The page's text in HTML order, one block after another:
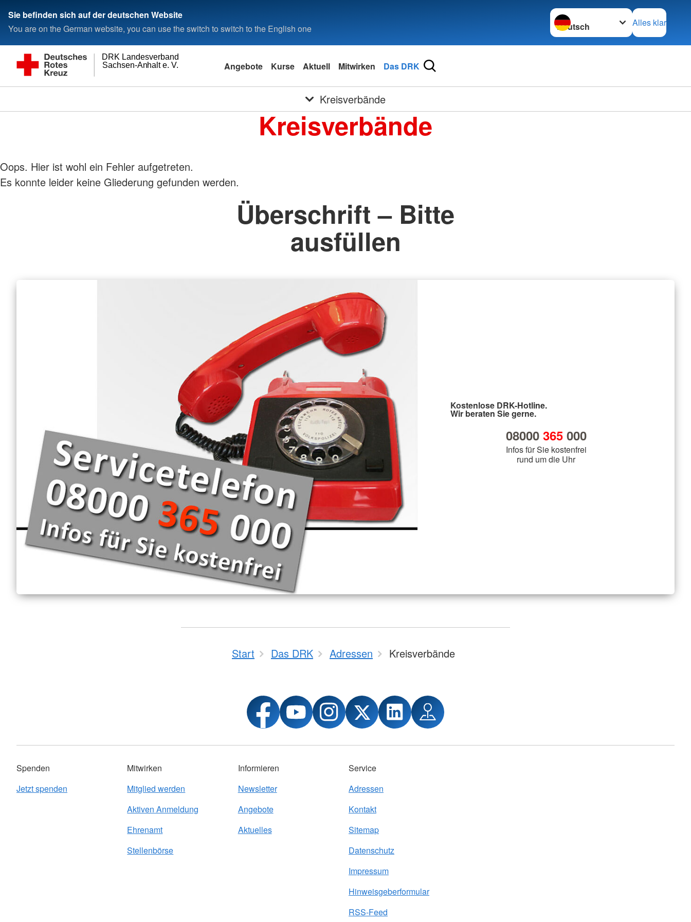
Sie befinden sich auf der deutschen Website
You are on the German website, you can use the switch to switch to the English one
Sprache wechseln zu
Alles klar
Sachsen-Anhalt e. V.
DRK Landesverband
Angebote Kurse Aktuell Mitwirken Das DRK
Kreisverbände
Kreisverbände
Oops. Hier ist wohl ein Fehler aufgetreten.
Es konnte leider keine Gliederung gefunden werden.
Überschrift – Bitte
ausfüllen
Kostenlose DRK-Hotline.
Wir beraten Sie gerne.
08000 365000
Infos für Sie kostenfrei
rund um die Uhr
Start Das DRK Adressen Kreisverbände
Spenden
Jetzt spenden
Mitwirken
Mitglied werden
Aktiven Anmeldung
Ehrenamt
Stellenbörse
Informieren
Newsletter
Angebote
Aktuelles
Service
Adressen
Kontakt
Sitemap
Datenschutz
Impressum
Hinweisgeberformular
RSS-Feed